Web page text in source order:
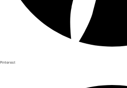
Pinterest